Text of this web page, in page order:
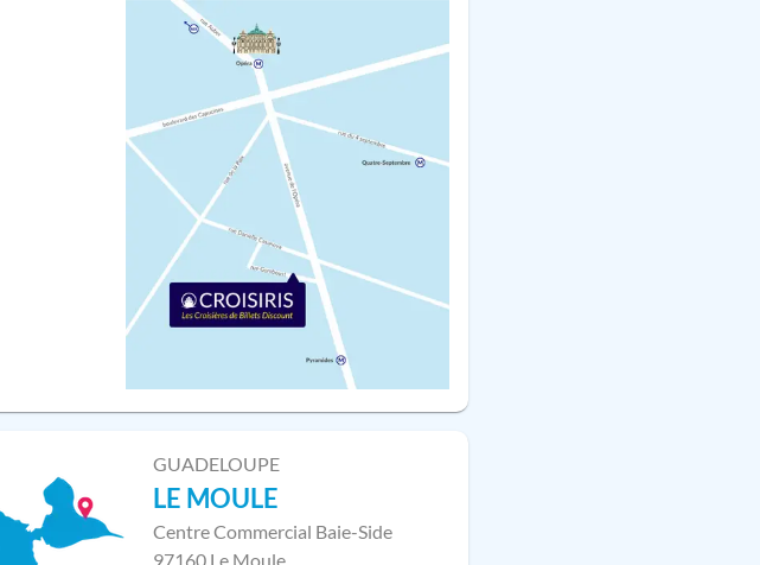
GUADELOUPE
LE MOULE
Centre Commercial Baie-Side
97160 Le Moule